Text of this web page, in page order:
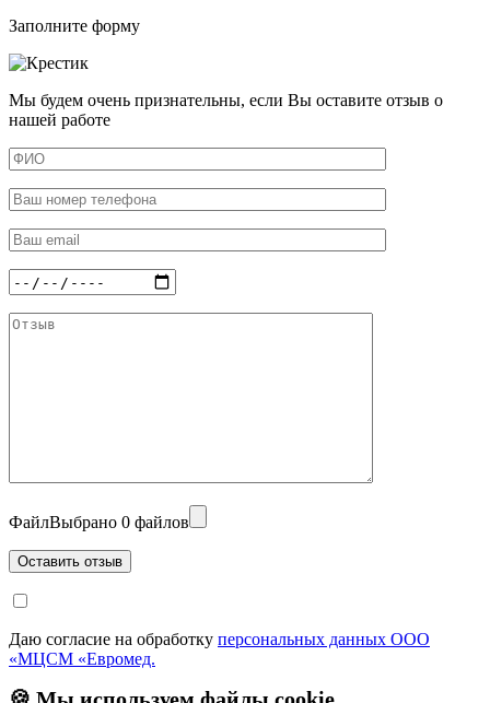
Заполните форму
Мы будем очень признательны, если Вы оставите отзыв о
нашей работе
ФайлВыбрано 0 файлов
Даю согласие на обработку персональных данных ООО
«МЦСМ «Евромед.